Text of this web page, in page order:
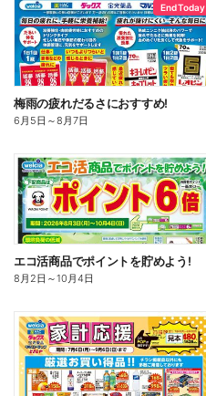
End Today
梅雨の疲れだるさにおすすめ!
6月5日 ～8月7日
エコ活商品でポイントを貯めよう!
8月2日 ～10月4日